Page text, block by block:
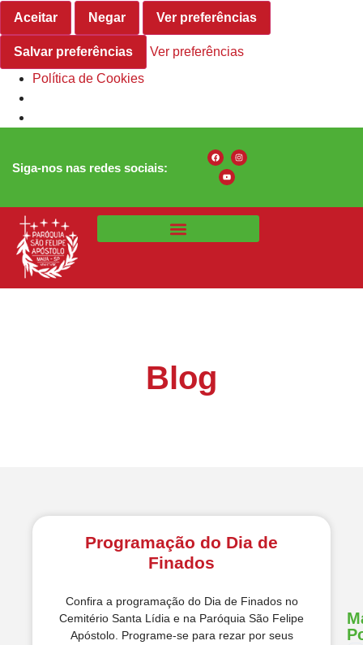
Aceitar
Negar Ver preferências
Salvar preferências
Ver preferências
Política de Cookies
Siga-nos nas redes sociais:
Blog
Programação do Dia de
Finados
Confira a programação do Dia de Finados no
Cemitério Santa Lídia e na Paróquia São Felipe
Apóstolo. Programe-se para rezar por seus